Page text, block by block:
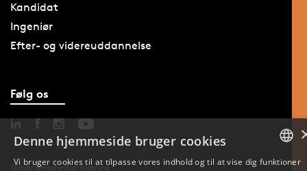
Kandidat
Ingeniør
Efter- og videreuddannelse
Følg os
Tilgængelighedserklæring
Denne hjemmeside bruger cookies
Vi bruger cookies til at tilpasse vores indhold og til at vise dig funktioner